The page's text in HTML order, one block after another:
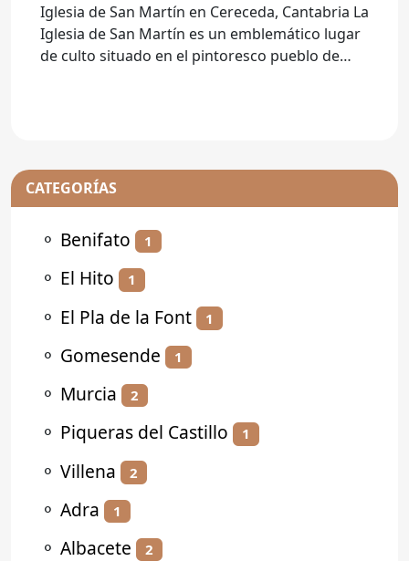
Iglesia de San Martín en Cereceda, Cantabria La
Iglesia de San Martín es un emblemático lugar
de culto situado en el pintoresco pueblo de
CATEGORÍAS
⚬ Benifato 1
⚬ El Hito 1
⚬ El Pla de la Font 1
⚬ Gomesende 1
⚬ Murcia 2
⚬ Piqueras del Castillo 1
⚬ Villena 2
⚬ Adra 1
⚬ Albacete 2